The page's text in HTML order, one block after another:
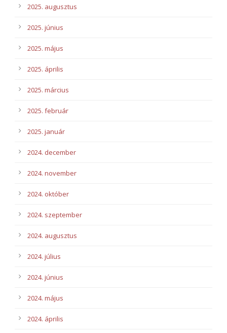
2025. augusztus
2025. június
2025. május
2025. április
2025. március
2025. február
2025. január
2024. december
2024. november
2024. október
2024. szeptember
2024. augusztus
2024. július
2024. június
2024. május
2024. április